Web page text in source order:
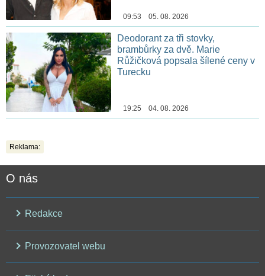
09:53 05. 08. 2026
Deodorant za tři stovky,
brambůrky za dvě. Marie
Růžičková popsala šílené ceny v
Turecku
19:25 04. 08. 2026
Reklama:
O nás
Redakce
Provozovatel webu